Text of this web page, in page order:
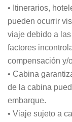
• Itinerarios,
pueden ocurrir
viaje debido a
factores
compensación y/
• Cabina
de la cabina
embarque.
• Viaje sujeto a